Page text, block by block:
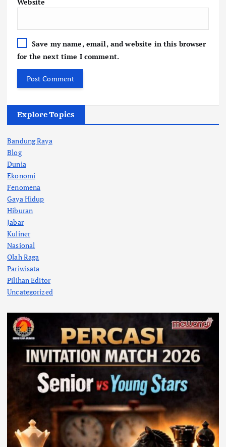
Save my name, email, and website in this browser
for the next time I comment.
Explore Topics
Bandung Raya
Blog
Dunia
Ekonomi
Fenomena
Gaya Hidup
Hiburan
Jabar
Kuliner
Nasional
Olah Raga
Pariwisata
Pilihan Editor
Uncategorized